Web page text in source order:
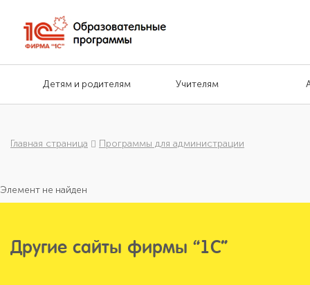
Детям и родителям Учителям
Главная страница Программы для администрации
Элемент не найден
Другие сайты фирмы “1С”